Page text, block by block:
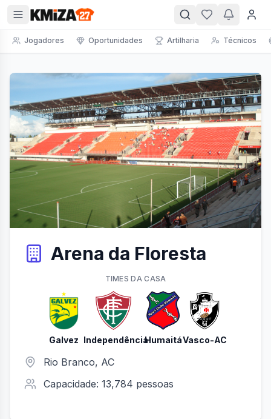
Jogadores Oportunidades Artilharia Técnicos
Arena da Floresta
Rio Branco, AC
Capacidade: 13,784 pessoas
TIMES DA CASA
Galvez IndependênciaHumaitáVasco-AC